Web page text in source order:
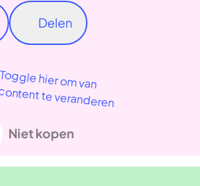
Delen
Toggle hier om van
te veranderen
Niet kopen